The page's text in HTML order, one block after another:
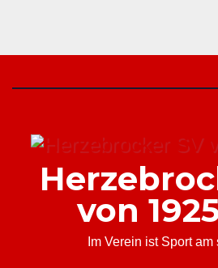
von
Im Verein ist Sport